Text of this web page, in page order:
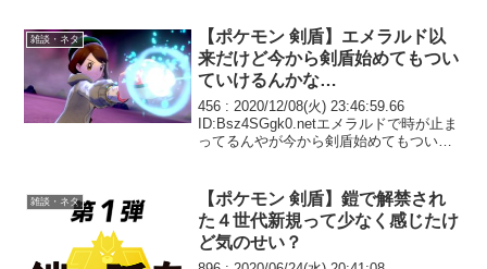
雑談・ネタ
【ポケモン 剣盾】エメラルド以
来だけど今から剣盾始めてもつい
ていけるんかな…
456 : 2020/12/08(火) 23:46:59.66
ID:Bsz4SGgk0.netエメラルドで時が止ま
ってるんやが今から剣盾始めてもついて
ちょっと不安にな...
雑談・ネタ
【ポケモン 剣盾】鎧で解禁され
た４世代新規って少なく感じたけ
ど気のせい？